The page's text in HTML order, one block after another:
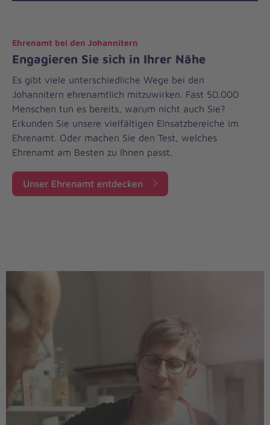
Engagieren Sie sich in Ihrer Nähe
Ehrenamt bei den Johannitern
Es gibt viele unterschiedliche Wege bei den
Johannitern ehrenamtlich mitzuwirken. Fast 50.000
Menschen tun es bereits, warum nicht auch Sie?
Erkunden Sie unsere vielfältigen EInsatzbereiche im
Ehrenamt. Oder machen Sie den Test, welches
Ehrenamt am Besten zu Ihnen passt.
Unser Ehrenamt entdecken